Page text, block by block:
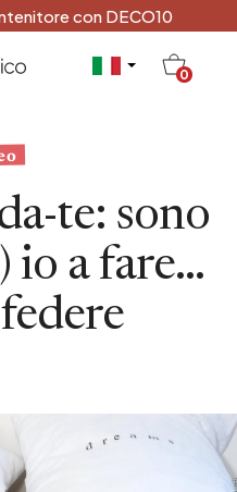
con DECO10
0
te: sono
io a fare...